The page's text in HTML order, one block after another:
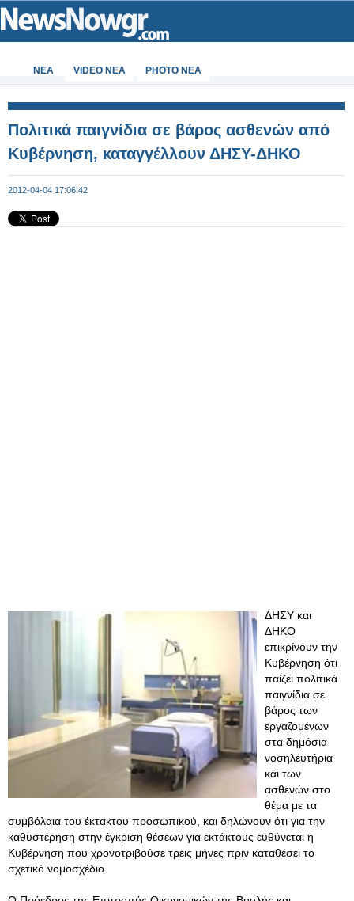
ΝΕΑ VIDEO NEA PHOTO NEA
Πολιτικά παιγνίδια σε βάρος ασθενών από
Κυβέρνηση, καταγγέλλουν ΔΗΣΥ-ΔΗΚΟ
2012-04-04 17:06:42
ΔΗΣΥ και
ΔΗΚΟ
επικρίνουν την
Κυβέρνηση ότι
παίζει πολιτικά
παιγνίδια σε
βάρος των
εργαζομένων
στα δημόσια
νοσηλευτήρια
και των
ασθενών στο
θέμα με τα
συμβόλαια του έκτακτου προσωπικού, και δηλώνουν ότι για την
καθυστέρηση στην έγκριση θέσεων για εκτάκτους ευθύνεται η
Κυβέρνηση που χρονοτριβούσε τρεις μήνες πριν καταθέσει το
σχετικό νομοσχέδιο.